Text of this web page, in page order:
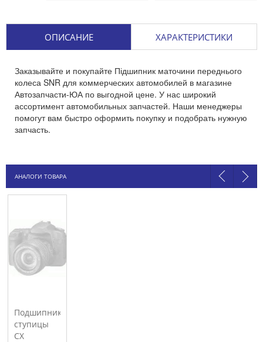
ОПИСАНИЕ ХАРАКТЕРИСТИКИ
Заказывайте и покупайте Підшипник маточини переднього
колеса SNR для коммерческих автомобилей в магазине
Автозапчасти-ЮА по выгодной цене. У нас широкий
ассортимент автомобильных запчастей. Наши менеджеры
помогут вам быстро оформить покупку и подобрать нужную
запчасть.
АНАЛОГИ ТОВАРА
Подшипник
ступицы
CX